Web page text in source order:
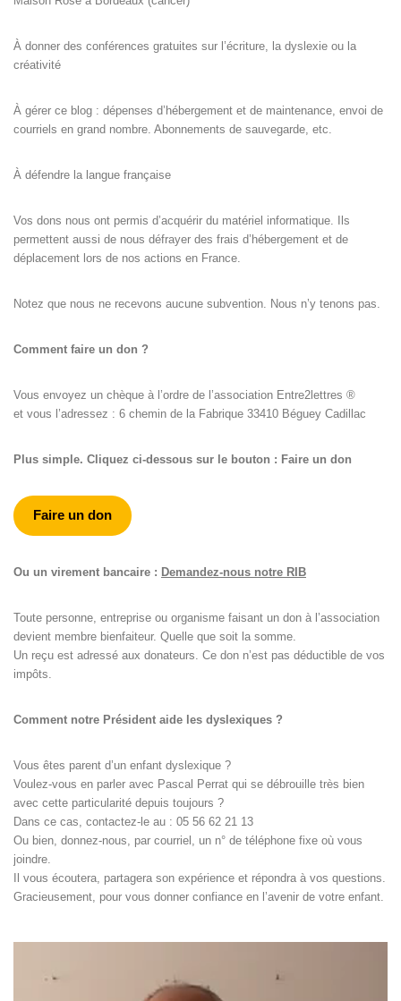
À donner des conférences gratuites sur l’écriture, la dyslexie ou la
créativité
À gérer ce blog : dépenses d’hébergement et de maintenance, envoi de
courriels en grand nombre. Abonnements de sauvegarde, etc.
À défendre la langue française
Vos dons nous ont permis d’acquérir du matériel informatique. Ils
permettent aussi de nous défrayer des frais d’hébergement et de
déplacement lors de nos actions en France.
Notez que nous ne recevons aucune subvention. Nous n’y tenons pas.
Comment faire un don ?
Vous envoyez un chèque à l’ordre de l’association Entre2lettres ®
et vous l’adressez : 6 chemin de la Fabrique 33410 Béguey Cadillac
Plus simple. Cliquez ci-dessous sur le bouton : Faire un don
Faire un don
Ou un virement bancaire : Demandez-nous notre RIB
Toute personne, entreprise ou organisme faisant un don à l’association
devient membre bienfaiteur. Quelle que soit la somme.
Un reçu est adressé aux donateurs. Ce don n’est pas déductible de vos
impôts.
Comment notre Président aide les dyslexiques ?
Vous êtes parent d’un enfant dyslexique ?
Voulez-vous en parler avec Pascal Perrat qui se débrouille très bien
avec cette particularité depuis toujours ?
Dans ce cas, contactez-le au : 05 56 62 21 13
Ou bien, donnez-nous, par courriel, un n° de téléphone fixe où vous
joindre.
Il vous écoutera, partagera son expérience et répondra à vos questions.
Gracieusement, pour vous donner confiance en l’avenir de votre enfant.